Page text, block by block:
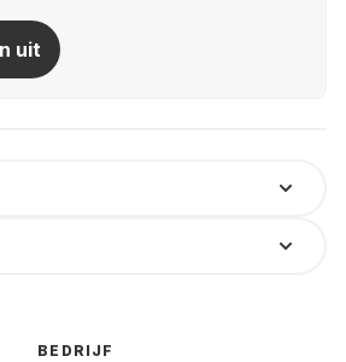
uit
BEDRIJF